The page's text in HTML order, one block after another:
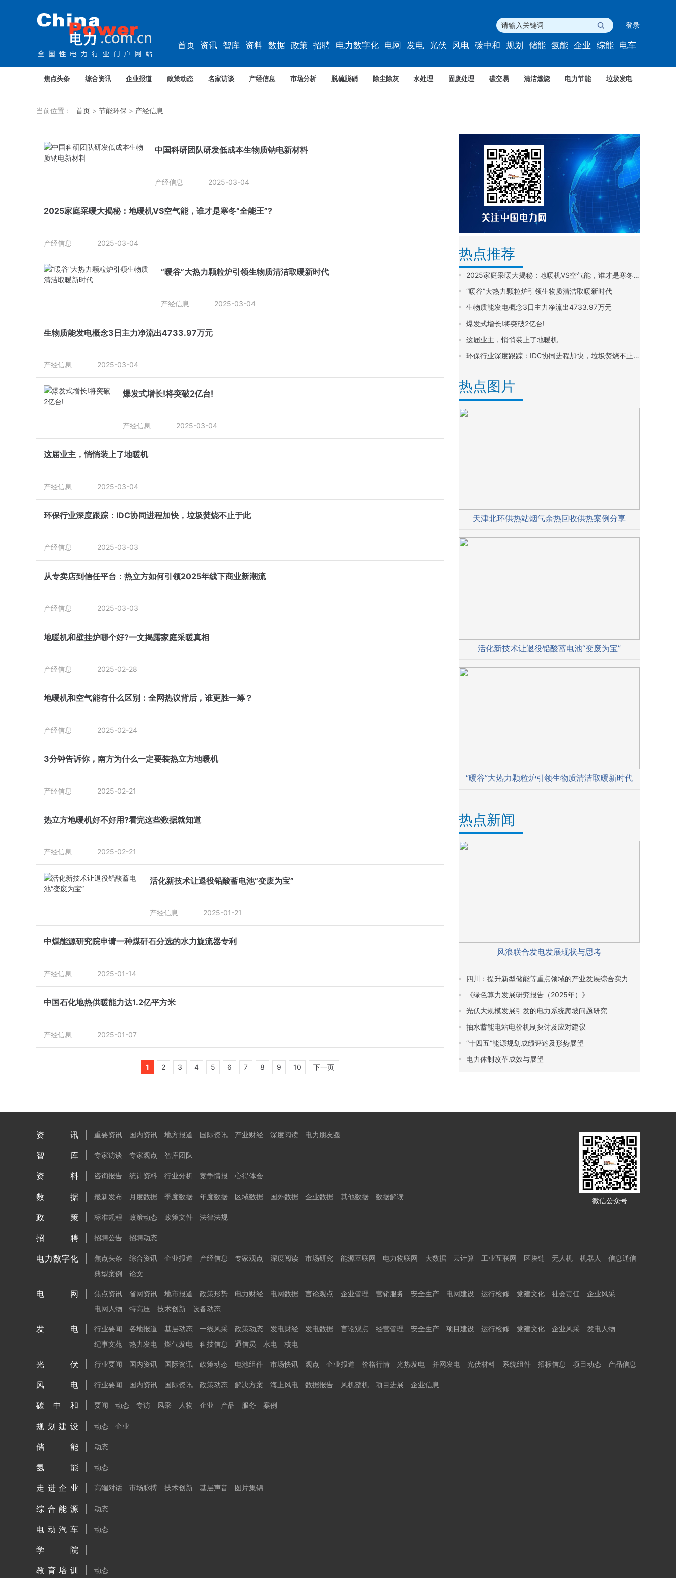
登录
首页 资讯 智库 资料 数据 政策 招聘 电力数字化 电网 发电 光伏 风电 碳中和 规划 储能 氢能 企业 综能 电车
焦点头条 综合资讯 企业报道 政策动态 名家访谈 产经信息 市场分析 脱硫脱硝 除尘除灰 水处理 固废处理 碳交易 清洁燃烧 电力节能 垃圾发电
当前位置： 首页 > 节能环保 > 产经信息
中国科研团队研发低成本生物质钠电新材料
产经信息 2025-03-04
2025家庭采暖大揭秘：地暖机VS空气能，谁才是寒冬“全能王”?‌
产经信息 2025-03-04
“暖谷”大热力颗粒炉引领生物质清洁取暖新时代
产经信息 2025-03-04
生物质能发电概念3日主力净流出4733.97万元
产经信息 2025-03-04
爆发式增长!将突破2亿台!
产经信息 2025-03-04
这届业主，悄悄装上了地暖机
产经信息 2025-03-04
环保行业深度跟踪：IDC协同进程加快，垃圾焚烧不止于此
产经信息 2025-03-03
从专卖店到信任平台：热立方如何引领2025年线下商业新潮流
产经信息 2025-03-03
地暖机和壁挂炉哪个好?一文揭露家庭采暖真相
产经信息 2025-02-28
地暖机和空气能有什么区别：全网热议背后，谁更胜一筹？
产经信息 2025-02-24
3分钟告诉你，南方为什么一定要装热立方地暖机
产经信息 2025-02-21
热立方地暖机好不好用?看完这些数据就知道
产经信息 2025-02-21
活化新技术让退役铅酸蓄电池“变废为宝”
产经信息 2025-01-21
中煤能源研究院申请一种煤矸石分选的水力旋流器专利
产经信息 2025-01-14
中国石化地热供暖能力达1.2亿平方米
产经信息 2025-01-07
1 2 3 4 5 6 7 8 9 10 下一页
热点推荐
2025家庭采暖大揭秘：地暖机VS空气能，谁才是寒冬“全能王”?‌
“暖谷”大热力颗粒炉引领生物质清洁取暖新时代
生物质能发电概念3日主力净流出4733.97万元
爆发式增长!将突破2亿台!
这届业主，悄悄装上了地暖机
环保行业深度跟踪：IDC协同进程加快，垃圾焚烧不止于此
热点图片
天津北环供热站烟气余热回收供热案例分享
活化新技术让退役铅酸蓄电池“变废为宝”
“暖谷”大热力颗粒炉引领生物质清洁取暖新时代
热点新闻
风浪联合发电发展现状与思考
四川：提升新型储能等重点领域的产业发展综合实力
《绿色算力发展研究报告（2025年）》
光伏大规模发展引发的电力系统爬坡问题研究
抽水蓄能电站电价机制探讨及应对建议
“十四五”能源规划成绩评述及形势展望
电力体制改革成效与展望
微信公众号
资讯 重要资讯 国内资讯 地方报道 国际资讯 产业财经 深度阅读 电力朋友圈
智库 专家访谈 专家观点 智库团队
资料 咨询报告 统计资料 行业分析 竞争情报 心得体会
数据 最新发布 月度数据 季度数据 年度数据 区域数据 国外数据 企业数据 其他数据 数据解读
政策 标准规程 政策动态 政策文件 法律法规
招聘 招聘公告 招聘动态
电力数字化 焦点头条 综合资讯 企业报道 产经信息 专家观点 深度阅读 市场研究 能源互联网 电力物联网 大数据 云计算 工业互联网 区块链 无人机 机器人
信息通信
典型案例
论文
电网 焦点资讯 省网资讯 地市报道 政策形势 电力财经 电网数据 言论观点 企业管理 营销服务 安全生产 电网建设 运行检修 党建文化 社会责任
企业风采
电网人物
特高压 技术创新 设备动态
发电 行业要闻 各地报道 基层动态 一线风采 政策动态 发电财经 发电数据 言论观点 经营管理 安全生产 项目建设 运行检修 党建文化 企业风采
发电人物
纪事文苑
热力发电 燃气发电 科技信息 通信员 水电 核电
光伏 行业要闻 国内资讯 国际资讯 政策动态 电池组件 市场快讯 观点 企业报道 价格行情 光热发电 并网发电 光伏材料 系统组件 招标信息 项目动态 产品信息
风电 行业要闻 国内资讯 国际资讯 政策动态 解决方案 海上风电 数据报告 风机整机 项目进展 企业信息
碳中和 要闻 动态 专访 风采 人物 企业 产品 服务 案例
规划建设 动态 企业
储能 动态
氢能 动态
走进企业 高端对话 市场脉搏 技术创新 基层声音 图片集锦
综合能源 动态
电动汽车 动态
学院
教育培训 动态